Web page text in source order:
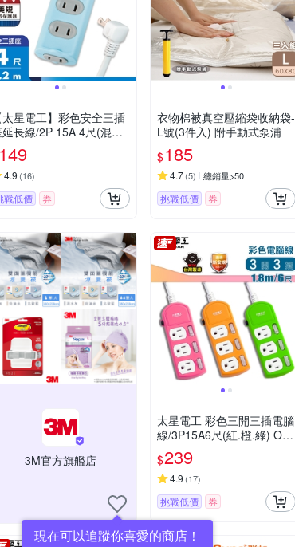
太星電工】彩色安全三插
延長線/2P 15A 4尺(混色)
OCU30204
149
4.9 (16)
戰低價 券
衣物棉被真空壓縮袋收納袋-
L號(3件入) 附手動式泵浦
$185
4.7(5) 總銷量>50
挑戰低價 券
3M官方旗艦店
現在可以追蹤你喜愛的商店！
太星電工 彩色三開三插電腦
線/3P15A6尺(紅.橙.綠) OC
B33306
$239
4.9 (17)
挑戰低價 券